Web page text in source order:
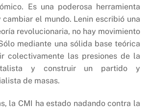
Es una poderosa herramienta
el mundo. Lenin escribió una
revolucionaria, no hay movimiento
mediante una sólida base teórica
colectivamente las presiones de la
y construir un partido y
de masas.
la CMI ha estado nadando contra la